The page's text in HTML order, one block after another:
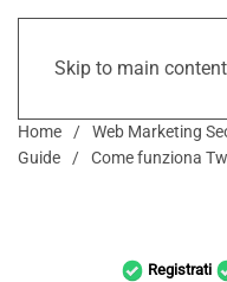
Skip to main content
Home
Web Marketing
Guide
Come funziona
Registrati